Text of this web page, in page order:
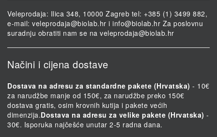
Veleprodaja: Ilica 348, 10000 Zagreb tel: +385 (1) 3499 882,
e-mail: veleprodaja@biolab.hr i info@biolab.hr Za poslovnu
suradnju obratiti nam se na veleprodaja@biolab.hr
Načini i cijena dostave
Dostava na adresu za standardne pakete (Hrvatska) - 10€
za narudžbe manje od 150€, za narudžbe preko 150€
dostava gratis, osim krovnih kutija i pakete većih
dimenzija.Dostava na adresu za velike pakete (Hrvatska) -
30€. Isporuka najčešće unutar 2-5 radna dana.